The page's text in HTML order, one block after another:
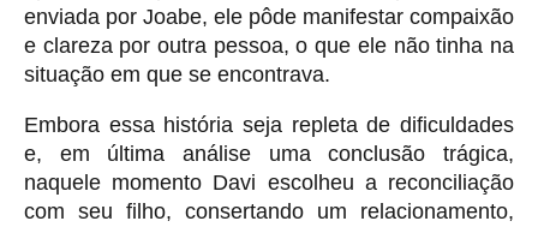
enviada por Joabe, ele pôde manifestar compaixão
e clareza por outra pessoa, o que ele não tinha na
situação em que se encontrava.
Embora essa história seja repleta de dificuldades
e, em última análise uma conclusão trágica,
naquele momento Davi escolheu a reconciliação
com seu filho, consertando um relacionamento,